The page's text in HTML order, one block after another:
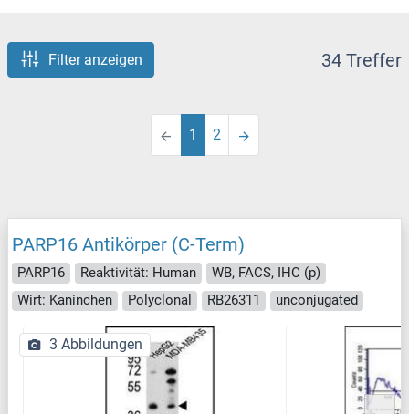
Filter anzeigen 34 Treffer
1 2
PARP16 Antikörper (C-Term)
PARP16 Reaktivität: Human
WB, FACS, IHC (p)
Wirt: Kaninchen
Polyclonal RB26311 unconjugated
3 Abbildungen